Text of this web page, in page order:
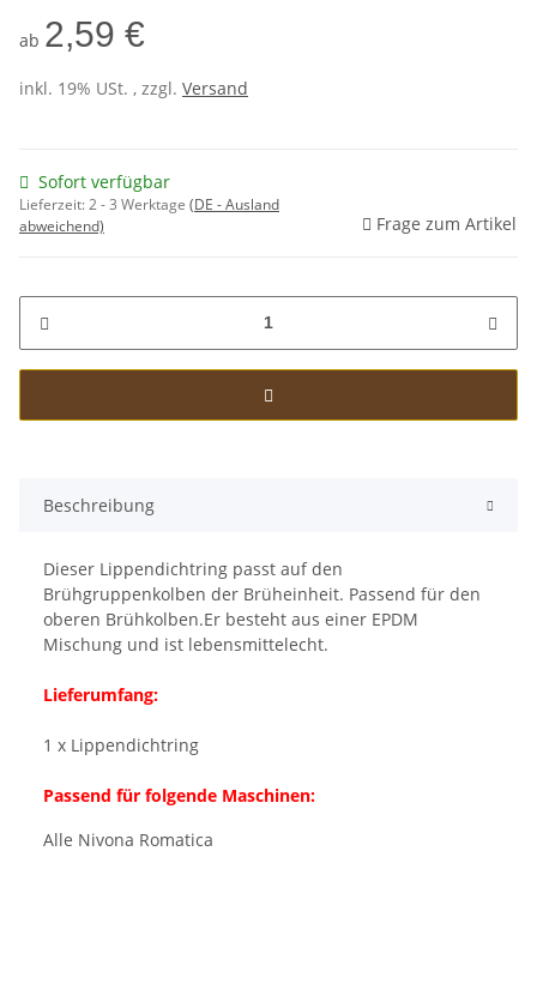
ab 2,59 €
inkl. 19% USt. , zzgl. Versand
Sofort verfügbar
Lieferzeit:2 - 3 Werktage (DE - Ausland
abweichend)
Frage zum Artikel
Beschreibung
Dieser Lippendichtring passt auf den
Brühgruppenkolben der Brüheinheit. Passend für den
oberen Brühkolben.Er besteht aus einer EPDM
Mischung und ist lebensmittelecht.
Lieferumfang:
1 x Lippendichtring
Passend für folgende Maschinen:
Alle Nivona Romatica